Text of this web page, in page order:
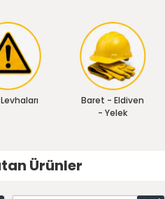
Baret - Eldiven
- Yelek
Ürünler